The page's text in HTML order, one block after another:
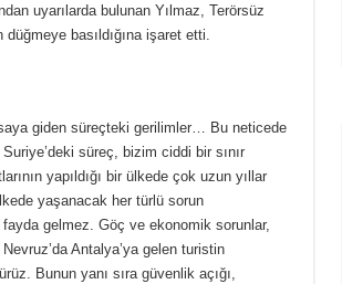
uyarılarda bulunan Yılmaz, Terörsüz
basıldığına işaret etti.
giden süreçteki gerilimler… Bu neticede
süreç, bizim ciddi bir sınır
yapıldığı bir ülkede çok uzun yıllar
yaşanacak her türlü sorun
fayda gelmez. Göç ve ekonomik sorunlar,
Antalya’ya gelen turistin
Bunun yanı sıra güvenlik açığı,